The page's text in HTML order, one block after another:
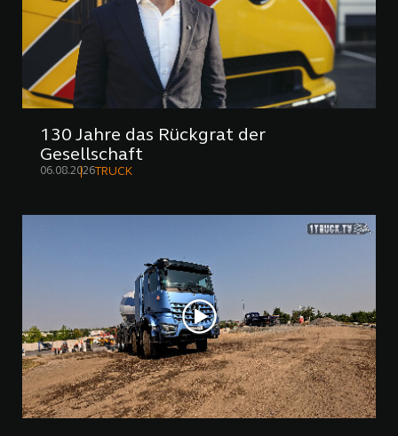
130 Jahre das Rückgrat der
Gesellschaft
06.08.2026 TRUCK